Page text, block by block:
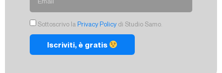
Sottoscrivo la Privacy Policy di Studio Samo.
Iscriviti, è gratis